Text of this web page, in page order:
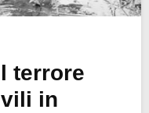
terrore
in